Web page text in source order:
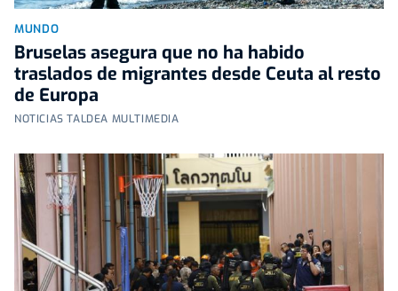
MUNDO
Bruselas asegura que no ha habido
traslados de migrantes desde Ceuta al resto
de Europa
NOTICIAS TALDEA MULTIMEDIA